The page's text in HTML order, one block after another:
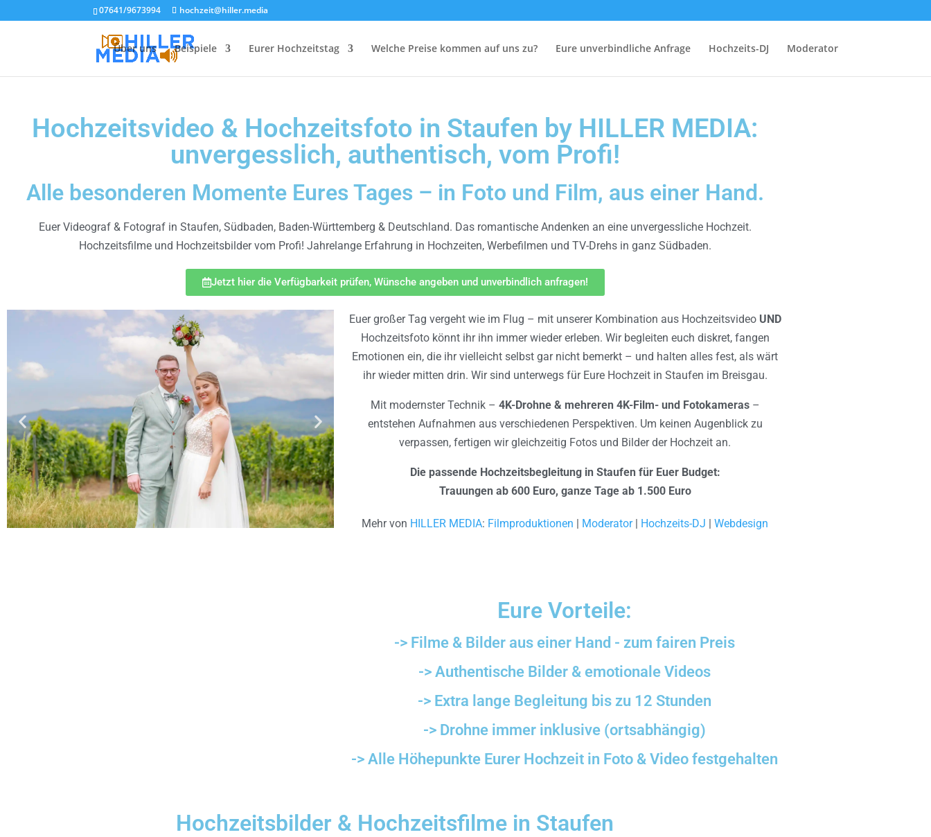
07641/9673994 hochzeit@hiller.media
Über uns Beispiele Eurer Hochzeitstag Welche Preise kommen auf uns zu? Eure unverbindliche Anfrage Hochzeits-DJ Moderator
Hochzeitsvideo & Hochzeitsfoto in Staufen by HILLER MEDIA:
unvergesslich, authentisch, vom Profi!
Alle besonderen Momente Eures Tages – in Foto und Film, aus einer Hand.
Euer Videograf & Fotograf in Staufen, Südbaden, Baden-Württemberg & Deutschland. Das romantische Andenken an eine unvergessliche Hochzeit.
Hochzeitsfilme und Hochzeitsbilder vom Profi! Jahrelange Erfahrung in Hochzeiten, Werbefilmen und TV-Drehs in ganz Südbaden.
Jetzt hier die Verfügbarkeit prüfen, Wünsche angeben und unverbindlich anfragen!
Euer großer Tag vergeht wie im Flug – mit unserer Kombination aus Hochzeitsvideo UND
Hochzeitsfoto könnt ihr ihn immer wieder erleben. Wir begleiten euch diskret, fangen
Emotionen ein, die ihr vielleicht selbst gar nicht bemerkt – und halten alles fest, als wärt
ihr wieder mitten drin. Wir sind unterwegs für Eure Hochzeit in Staufen im Breisgau.
Mit modernster Technik – 4K-Drohne & mehreren 4K-Film- und Fotokameras–
entstehen Aufnahmen aus verschiedenen Perspektiven. Um keinen Augenblick zu
verpassen, fertigen wir gleichzeitig Fotos und Bilder der Hochzeit an.
Die passende Hochzeitsbegleitung in Staufen für Euer Budget:
Trauungen ab 600 Euro, ganze Tage ab 1.500 Euro
Mehr von HILLER MEDIA: Filmproduktionen | Moderator| Hochzeits-DJ |Webdesign
Eure Vorteile:
-> Filme & Bilder aus einer Hand - zum fairen Preis
-> Authentische Bilder & emotionale Videos
-> Extra lange Begleitung bis zu 12 Stunden
-> Drohne immer inklusive (ortsabhängig)
-> Alle Höhepunkte Eurer Hochzeit in Foto & Video festgehalten
Hochzeitsbilder & Hochzeitsfilme in Staufen